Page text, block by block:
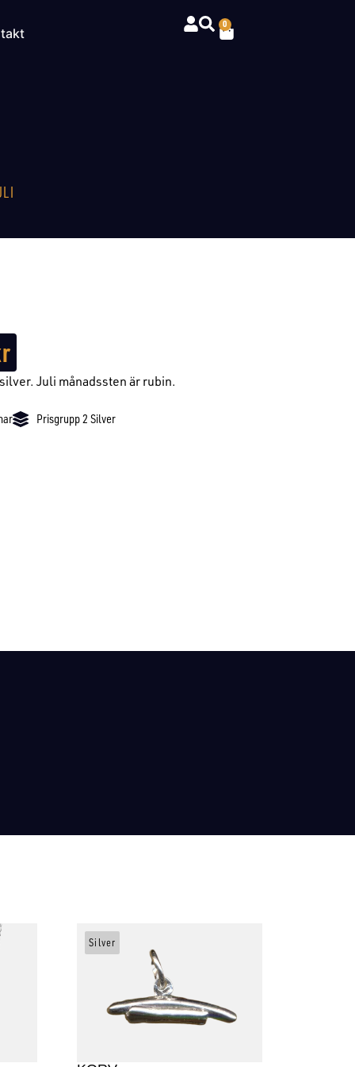
0
Juli månadssten är rubin.
Prisgrupp 2 Silver
Silver